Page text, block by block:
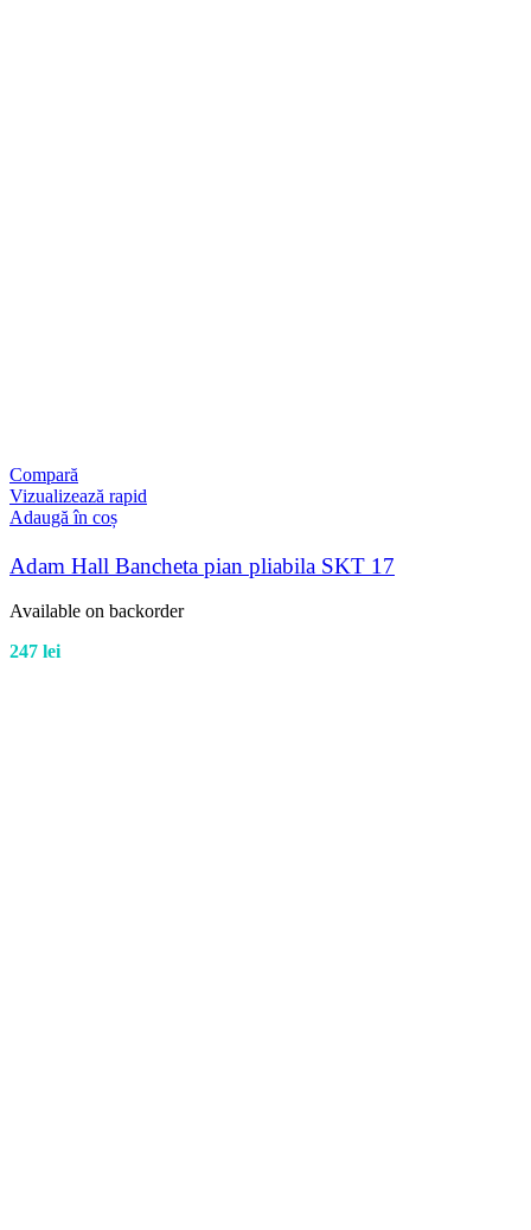
Compară
Vizualizează rapid
Adaugă în coș
Adam Hall Bancheta pian pliabila SKT 17
Available on backorder
247 lei